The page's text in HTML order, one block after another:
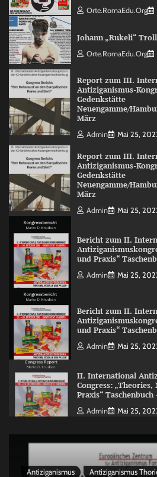
Orte.RomaEdu.org
Johann „Rukeli“
Orte.RomaEdu.org
Report zum III.
Antiziganismus-
Gedenkstätte
Neuengamme/
März
Admin Mai 25,
Report zum III.
Antiziganismus-
Gedenkstätte
Neuengamme/
März
Admin Mai 25,
Bericht zum II.
und Praxis“
Admin Mai 25,
Bericht zum II.
und Praxis“
Admin Mai 25,
II. International
Congress: „Theories,
Praxis“ Taschenbuch
Admin Mai 25,
Antiziganismus Antiziganismus